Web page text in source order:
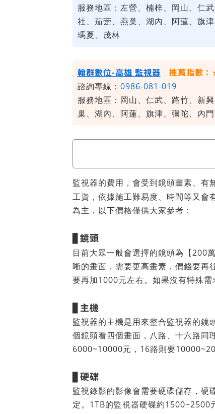
服務地區： 左營、楠梓、岡山、仁
社、茄萣、燕巢、湖內、阿蓮、旗
瑪夏、茂林
翰群數位-高雄 監視器 推薦指數
諮詢專線： 0986-081-019
服務地區： 岡山、仁武、路竹、新
巢、湖內、阿蓮、旗津、彌陀、內
監視器的費用，會受到鏡頭畫素、有
工資，依據施工難易度、時間等又會
為主，以下價格僅供大家參考：
鏡頭
目前大眾一般會選擇的鏡頭為【200
晰的畫面，需要更高畫素，價錢要再
要再加1000元左右。如果沒有特殊需
主機
監視器的主機是用來整合監視器的鏡
個鏡頭看四個畫面，八路、十六路
6000~10000元，16路則要
硬碟
監視錄影的影像會需要硬碟儲存，硬
定。1TB的監視器硬碟約